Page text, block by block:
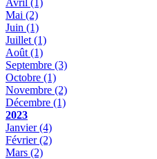
Avril (1)
Mai (2)
Juin (1)
Juillet (1)
Août (1)
Septembre (3)
Octobre (1)
Novembre (2)
Décembre (1)
2023
Janvier(4)
Février(2)
Mars (2)